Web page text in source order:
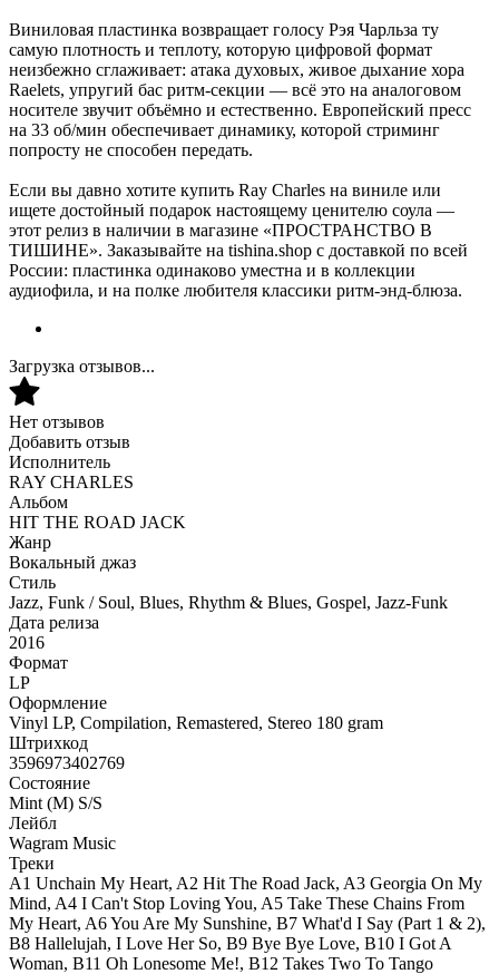
Виниловая пластинка возвращает голосу Рэя Чарльза ту
самую плотность и теплоту, которую цифровой формат
неизбежно сглаживает: атака духовых, живое дыхание хора
Raelets, упругий бас ритм-секции — всё это на аналоговом
носителе звучит объёмно и естественно. Европейский пресс
на 33 об/мин обеспечивает динамику, которой стриминг
попросту не способен передать.
Если вы давно хотите купить Ray Charles на виниле или
ищете достойный подарок настоящему ценителю соула —
этот релиз в наличии в магазине «ПРОСТРАНСТВО В
ТИШИНЕ». Заказывайте на tishina.shop с доставкой по всей
России: пластинка одинаково уместна и в коллекции
аудиофила, и на полке любителя классики ритм-энд-блюза.
Загрузка отзывов...
Нет отзывов
Добавить отзыв
Исполнитель
RAY CHARLES
Альбом
HIT THE ROAD JACK
Жанр
Вокальный джаз
Стиль
Jazz, Funk / Soul, Blues, Rhythm & Blues, Gospel, Jazz-Funk
Дата релиза
2016
Формат
LP
Оформление
Vinyl LP, Compilation, Remastered, Stereo 180 gram
Штрихкод
3596973402769
Состояние
Mint (M) S/S
Лейбл
Wagram Music
Треки
A1 Unchain My Heart, A2 Hit The Road Jack, A3 Georgia On My
Mind, A4 I Can't Stop Loving You, A5 Take These Chains From
My Heart, A6 You Are My Sunshine, B7 What'd I Say (Part 1 & 2),
B8 Hallelujah, I Love Her So, B9 Bye Bye Love, B10 I Got A
Woman, B11 Oh Lonesome Me!, B12 Takes Two To Tango